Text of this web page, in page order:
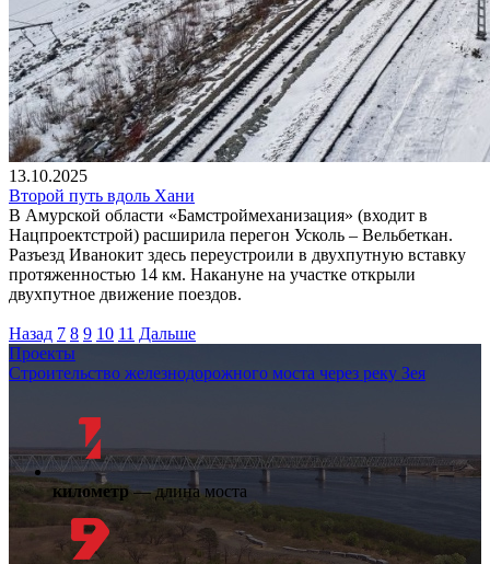
13.10.2025
Второй путь вдоль Хани
В Амурской области «Бамстроймеханизация» (входит в
Нацпроектстрой) расширила перегон Усколь – Вельбеткан.
Разъезд Иванокит здесь переустроили в двухпутную вставку
протяженностью 14 км. Накануне на участке открыли
двухпутное движение поездов.
Назад 7 8 9 10 11 Дальше
Проекты
Строительство железнодорожного моста через реку Зея
километр— длина моста